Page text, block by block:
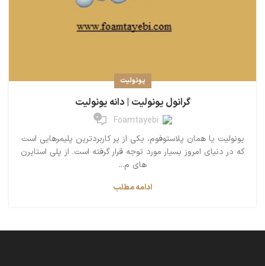
یونولیت
گرانول یونولیت | دانه یونولیت
Foamtayebi
0
یونولیت یا همان پلاستوفوم، یکی از پر کاربردترین پلیمرهایی است
که در دنیای امروز بسیار مورد توجه قرار گرفته است. از پلی استایرن
های م...
ادامه مطلب